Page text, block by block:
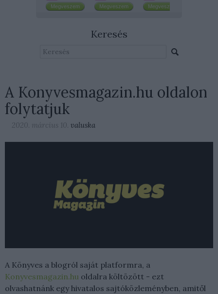
A Konyvesmagazin.hu oldalon
folytatjuk
2020. március 10. valuska
A Könyves a blogról saját platformra, a
Konyvesmagazin.hu oldalra költözött - ezt
olvashatnánk egy hivatalos sajtóközleményben, amitől
Keresés